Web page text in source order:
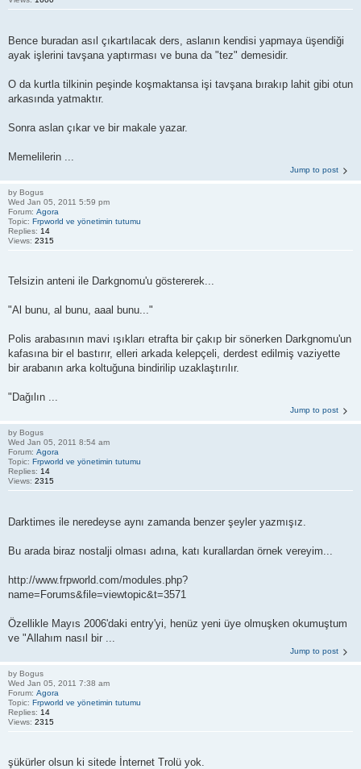
Bence buradan asıl çıkartılacak ders, aslanın kendisi yapmaya üşendiği
ayak işlerini tavşana yaptırması ve buna da "tez" demesidir.
O da kurtla tilkinin peşinde koşmaktansa işi tavşana bırakıp lahit gibi otun
arkasında yatmaktır.
Sonra aslan çıkar ve bir makale yazar.
Memelilerin ...
Jump to post
by Bogus
Wed Jan 05, 2011 5:59 pm
Forum: Agora
Topic: Frpworld ve yönetimin tutumu
Replies: 14
Views: 2315
Telsizin anteni ile Darkgnomu'u göstererek...
"Al bunu, al bunu, aaal bunu..."
Polis arabasının mavi ışıkları etrafta bir çakıp bir sönerken Darkgnomu'un
kafasına bir el bastırır, elleri arkada kelepçeli, derdest edilmiş vaziyette
bir arabanın arka koltuğuna bindirilip uzaklaştırılır.
"Dağılın ...
Jump to post
by Bogus
Wed Jan 05, 2011 8:54 am
Forum: Agora
Topic: Frpworld ve yönetimin tutumu
Replies: 14
Views: 2315
Darktimes ile neredeyse aynı zamanda benzer şeyler yazmışız.
Bu arada biraz nostalji olması adına, katı kurallardan örnek vereyim...
http://www.frpworld.com/modules.php?
name=Forums&file=viewtopic&t=3571
Özellikle Mayıs 2006'daki entry'yi, henüz yeni üye olmuşken okumuştum
ve "Allahım nasıl bir ...
Jump to post
by Bogus
Wed Jan 05, 2011 7:38 am
Forum: Agora
Topic: Frpworld ve yönetimin tutumu
Replies: 14
Views: 2315
şükürler olsun ki sitede İnternet Trolü yok.